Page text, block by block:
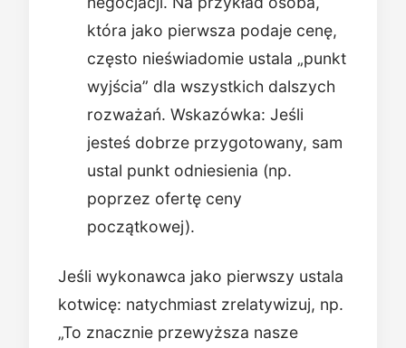
która jako pierwsza podaje cenę,
często nieświadomie ustala „punkt
wyjścia” dla wszystkich dalszych
rozważań. Wskazówka: Jeśli
jesteś dobrze przygotowany, sam
ustal punkt odniesienia (np.
poprzez ofertę ceny
początkowej).
Jeśli wykonawca jako pierwszy ustala
kotwicę: natychmiast zrelatywizuj, np.
„To znacznie przewyższa nasze